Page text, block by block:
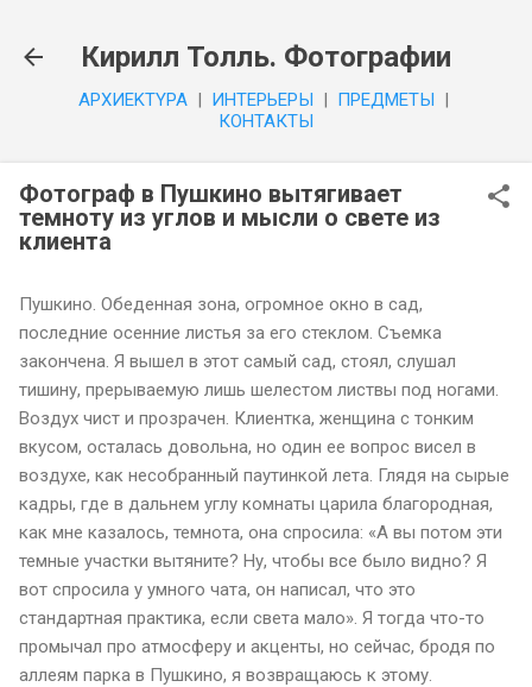
Кирилл Толль. Фотографии
APXИEKTYPA | ИHTEPЬEPЫ | ПPEДMETЫ |
КОНТАКТЫ
Фотограф в Пушкино вытягивает
темноту из углов и мысли о свете из
клиента
Пушкино. Обеденная зона, огромное окно в сад,
последние осенние листья за его стеклом. Съемка
закончена. Я вышел в этот самый сад, стоял, слушал
тишину, прерываемую лишь шелестом листвы под ногами.
Воздух чист и прозрачен. Клиентка, женщина с тонким
вкусом, осталась довольна, но один ее вопрос висел в
воздухе, как несобранный паутинкой лета. Глядя на сырые
кадры, где в дальнем углу комнаты царила благородная,
как мне казалось, темнота, она спросила: «А вы потом эти
темные участки вытяните? Ну, чтобы все было видно? Я
вот спросила у умного чата, он написал, что это
стандартная практика, если света мало». Я тогда что-то
промычал про атмосферу и акценты, но сейчас, бродя по
аллеям парка в Пушкино, я возвращаюсь к этому.